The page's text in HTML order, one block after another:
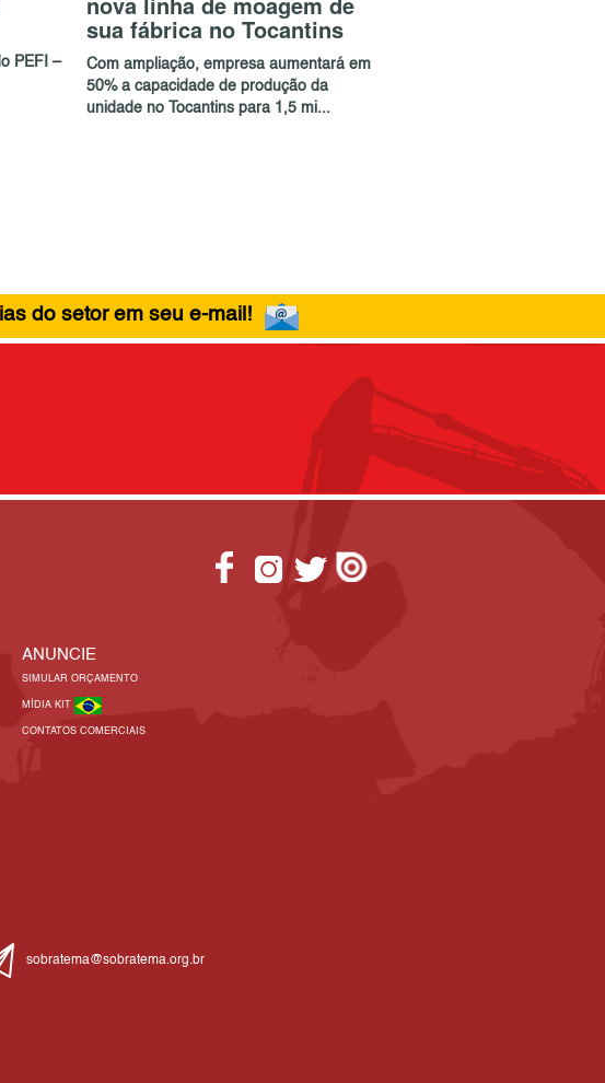
PEFI –
sua fábrica no Tocantins
Com ampliação, empresa aumentará em
50% a capacidade de produção da
unidade no Tocantins para 1,5 mi...
do setor em seu e-mail!
ANUNCIE
SIMULAR ORÇAMENTO
MÍDIA KIT
CONTATOS COMERCIAIS
sobratema@sobratema.org.br